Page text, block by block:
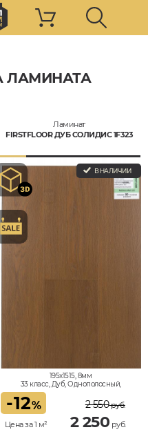
ЛАМИНАТА
Ламинат
FIRSTFLOOR ДУБ СОЛИДИС 1F323
В НАЛИЧИИ
195x1515, 8мм
33 класс, Дуб, Однополосный,
-12%
Цена за 1 м²
2 550руб.
2 250 руб.